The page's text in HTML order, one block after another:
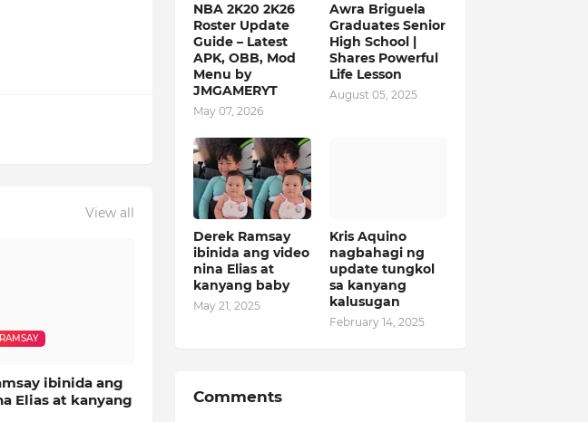
View all
ibinida ang
Elias at kanyang
NBA 2K20 2K26
Roster Update
Guide – Latest
APK, OBB, Mod
Menu by
JMGAMERYT
May 07, 2026
Awra Briguela
Graduates Senior
High School |
Shares Powerful
Life Lesson
August 05, 2025
Derek Ramsay
ibinida ang video
nina Elias at
kanyang baby
May 21, 2025
Kris Aquino
nagbahagi ng
update tungkol
sa kanyang
kalusugan
February 14, 2025
Comments